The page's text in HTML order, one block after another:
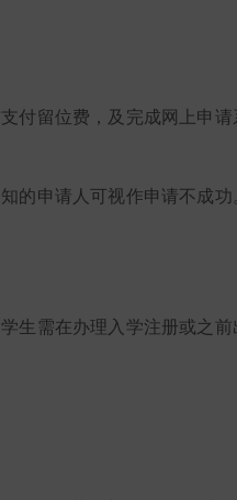
付留位费，及完成网上申
的申请人可视作申请不成
需在办理入学注册或之